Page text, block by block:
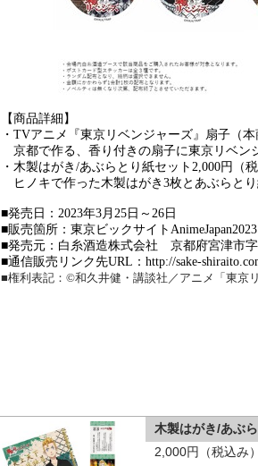
【商品詳細 】
・TVアニメ 『東京リベンジャーズ』 扇子（
京都で作る、香り付きの扇子に東京リベン
・木製はがき/あぶらとり紙セット2,000円（税
ヒノキで作った木製はがき3枚とあぶらと
■発売日：2023年3月25 日～26 日
■販売箇所：東京ビックサイト
■発売元：白糸酒造株式会社 京都府宮津市
■通信販売リンク先URL ：http://sake-
■権利表記：©和久井健・講談社／アニメ「東京
木製はがき/あぶ
2,000円（税込み）